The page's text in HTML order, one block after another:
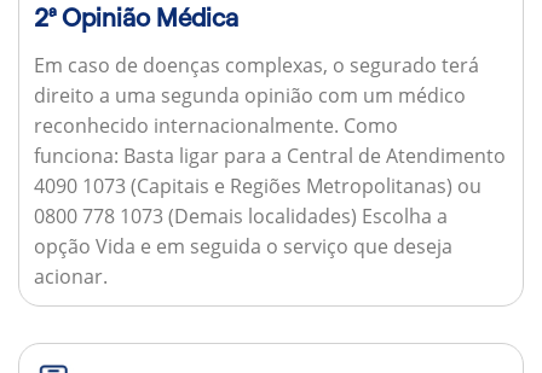
2ª Opinião Médica
Em caso de doenças complexas, o segurado terá
direito a uma segunda opinião com um médico
reconhecido internacionalmente. Como
funciona: Basta ligar para a Central de Atendimento
4090 1073 (Capitais e Regiões Metropolitanas) ou
0800 778 1073 (Demais localidades) Escolha a
opção Vida e em seguida o serviço que deseja
acionar.